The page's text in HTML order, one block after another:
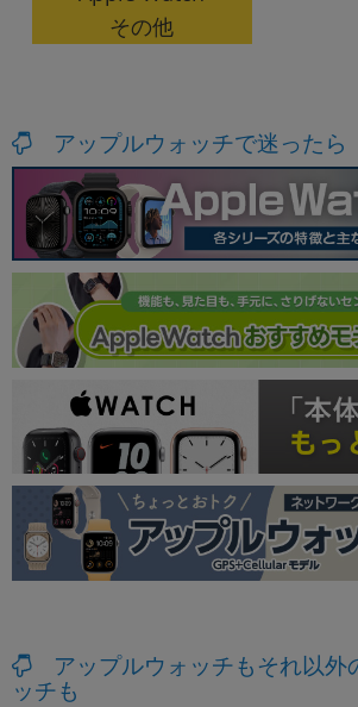
その他
アップルウォッチで迷ったら
アップルウォッチもそれ以外
ッチも